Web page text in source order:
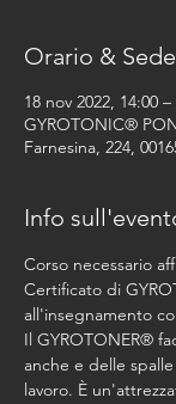
Orario & Sede
18 nov 2022, 14:00
GYROTONIC®
Farnesina, 224,
Info
Corso necessario
Certificato di
all'insegnamento
Il GYROTONER®
anche e delle
lavoro. È